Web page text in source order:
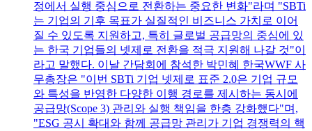
정에서 실행 중심으로 전환하는 중요한 변화"라며 "SBTi
는 기업의 기후 목표가 실질적인 비즈니스 가치로 이어
질 수 있도록 지원하고, 특히 글로벌 공급망의 중심에 있
는 한국 기업들의 넷제로 전환을 적극 지원해 나갈 것"이
라고 말했다. 이날 간담회에 참석한 박민혜 한국WWF 사
무총장은 "이번 SBTi 기업 넷제로 표준 2.0은 기업 규모
와 특성을 반영한 다양한 이행 경로를 제시하는 동시에
공급망(Scope 3) 관리와 실행 책임을 한층 강화했다"며,
"ESG 공시 확대와 함께 공급망 관리가 기업 경쟁력의 핵